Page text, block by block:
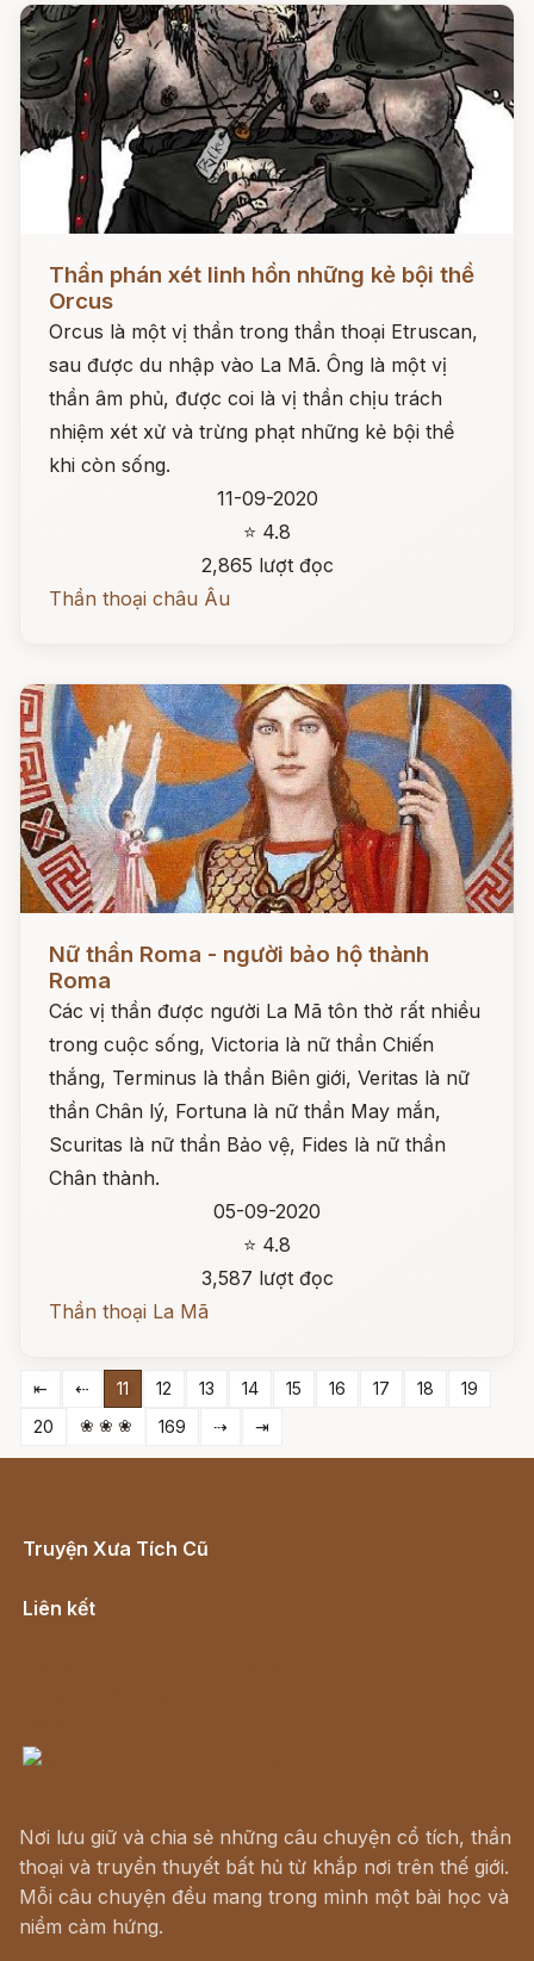
Đọc ngay
Thần phán xét linh hồn những kẻ bội thề
Orcus
Orcus là một vị thần trong thần thoại Etruscan,
sau được du nhập vào La Mã. Ông là một vị
thần âm phủ, được coi là vị thần chịu trách
nhiệm xét xử và trừng phạt những kẻ bội thề
khi còn sống.
11-09-2020
⭐ 4.8
2,865 lượt đọc
Thần thoại châu Âu
Nữ thần Roma - người bảo hộ thành
Roma
Các vị thần được người La Mã tôn thờ rất nhiều
trong cuộc sống, Victoria là nữ thần Chiến
thắng, Terminus là thần Biên giới, Veritas là nữ
thần Chân lý, Fortuna là nữ thần May mắn,
Scuritas là nữ thần Bảo vệ, Fides là nữ thần
Chân thành.
05-09-2020
⭐ 4.8
3,587 lượt đọc
Thần thoại La Mã
⇤ ⇠ 11 12 13 14 15 16 17 18
19
20
❀ ❀ ❀ 169 ⇢ ⇥
Truyện Xưa Tích Cũ
Liên kết
Nơi lưu giữ và chia sẻ những câu chuyện cổ tích, thần
thoại và truyền thuyết bất hủ từ khắp nơi trên thế giới.
Mỗi câu chuyện đều mang trong mình một bài học và
niềm cảm hứng.